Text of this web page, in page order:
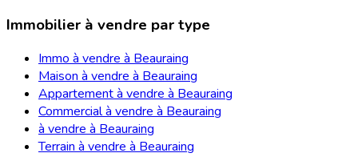
Immobilier à vendre par type
Immo à vendre à Beauraing
Maison à vendre à Beauraing
Appartement à vendre à Beauraing
Commercial à vendre à Beauraing
à vendre à Beauraing
Terrain à vendre à Beauraing